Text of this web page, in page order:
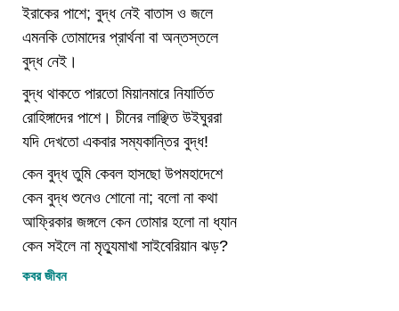
ইরাকের পাশে; বুদ্ধ নেই বাতাস ও জলে
এমনকি তোমাদের প্রার্থনা বা অন্তস্তলে
বুদ্ধ নেই।
বুদ্ধ থাকতে পারতো মিয়ানমারে নিযার্তিত
রোহিঙ্গাদের পাশে। চীনের লাঞ্ছিত উইঘুররা
যদি দেখতো একবার সম্যকান্তির বুদ্ধ!
কেন বুদ্ধ তুমি কেবল হাসছো উপমহাদেশে
কেন বুদ্ধ শুনেও শোনো না; বলো না কথা
আফ্রিকার জঙ্গলে কেন তোমার হলো না ধ্যান
কেন সইলে না মৃত্যুমাখা সাইবেরিয়ান ঝড়?
কবর জীবন